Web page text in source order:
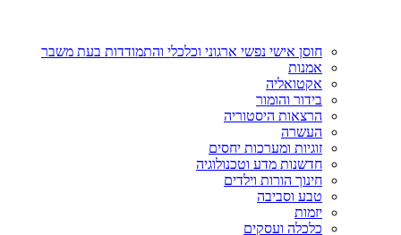
חוסן אישי נפשי ארגוני וכלכלי והתמודדות בעת משבר
אמנות
אקטואליה
בידור והומור
הרצאות היסטוריה
העשרה
זוגיות ומערכות יחסים
חדשנות מדע וטכנולוגיה
חינוך הורות וילדים
טבע וסביבה
יזמות
כלכלה ועסקים